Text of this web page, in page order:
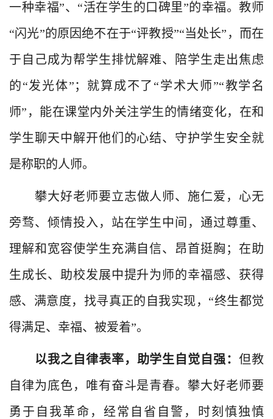
一种幸福”、“活在学生的口碑里”的幸福。教师
“闪光”的原因绝不在于“评教授”“当处长”，而在
于自己成为帮学生排忧解难、陪学生走出焦虑
的“发光体”；就算成不了“学术大师”“教学名
师”，能在课堂内外关注学生的情绪变化，在和
学生聊天中解开他们的心结、守护学生安全就
是称职的人师。
攀大好老师要立志做人师、施仁爱，心无
旁骛、倾情投入，站在学生中间，通过尊重、
理解和宽容使学生充满自信、昂首挺胸；在助
生成长、助校发展中提升为师的幸福感、获得
感、满意度，找寻真正的自我实现，“终生都觉
得满足、幸福、被爱着”。
以我之自律表率，助学生自觉自强：但教
自律为底色，唯有奋斗是青春。攀大好老师要
勇于自我革命，经常自省自警，时刻慎独慎